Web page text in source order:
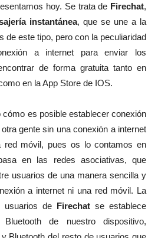
hoy. Se trata de Firechat,
instantánea, que se une a la
de este tipo, pero con la peculiaridad
a internet para enviar los
de forma gratuita tanto en
en la App Store de IOS.
es posible establecer conexión
gente sin una conexión a internet
red móvil, pues os lo contamos en
en las redes asociativas, que
usuarios de una manera sencilla y
a internet ni una red móvil. La
usuarios de Firechatse establece
de nuestro dispositivo,